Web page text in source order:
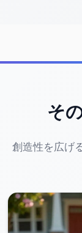
活用できます。
なぜAI
従来のデモン効
しかし、このツ
テップで同レベ
層やクリエイタ
そ
創造性を広げ